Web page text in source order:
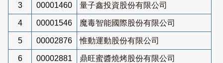
3 00001460 量子鑫投資股份有限公司
4 00001546 魔毒智能國際股份有限公司
5 00002876 惟動運動股份有限公司
6 00002881 鼎旺蜜醬燒烤股份有限公司